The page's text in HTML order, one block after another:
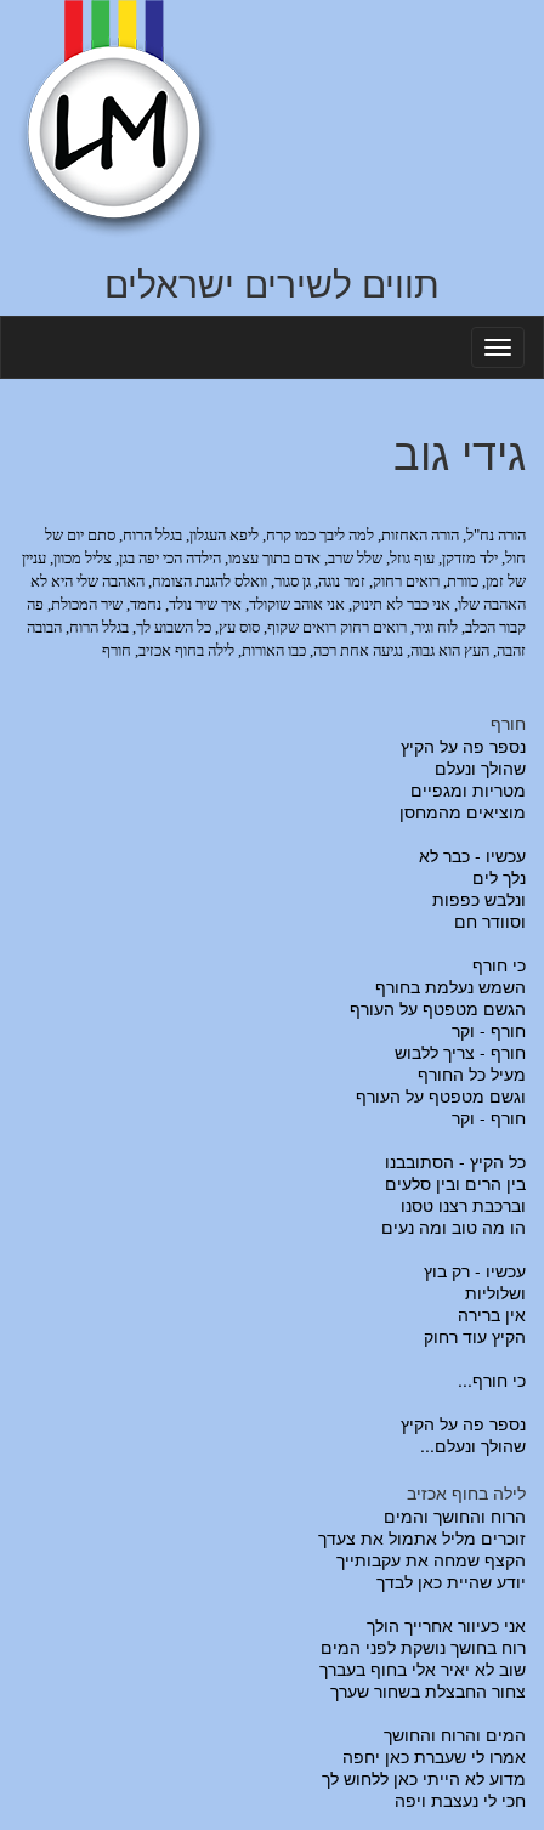
תווים לשירים ישראלים
גידי גוב
הורה נח"ל, הורה האחזות, למה ליבך כמו קרח, ליפא העגלון, בגלל הרוח, סתם יום של
חול, ילד מזדקן, עוף גוזל, שלל שרב, אדם בתוך עצמו, הילדה הכי יפה בגן, צליל מכוון, עניין
של זמן, כוורת, רואים רחוק, זמר נוגה, גן סגור, וואלס להגנת הצומח, האהבה שלי היא לא
האהבה שלו, אני כבר לא תינוק, אני אוהב שוקולד, איך שיר נולד, נחמד, שיר המכולת, פה
קבור הכלב, לוח וגיר, רואים רחוק רואים שקוף, סוס עץ, כל השבוע לך, בגלל הרוח, הבובה
זהבה, העץ הוא גבוה, נגיעה אחת רכה, כבו האורות, לילה בחוף אכזיב, חורף
חורף
נספר פה על הקיץ
שהולך ונעלם
מטריות ומגפיים
מוציאים מהמחסן
עכשיו - כבר לא
נלך לים
ונלבש כפפות
וסוודר חם
כי חורף
השמש נעלמת בחורף
הגשם מטפטף על העורף
חורף - וקר
חורף - צריך ללבוש
מעיל כל החורף
וגשם מטפטף על העורף
חורף - וקר
כל הקיץ - הסתובבנו
בין הרים ובין סלעים
וברכבת רצנו טסנו
הו מה טוב ומה נעים
עכשיו - רק בוץ
ושלוליות
אין ברירה
הקיץ עוד רחוק
כי חורף...
נספר פה על הקיץ
שהולך ונעלם...
לילה בחוף אכזיב
הרוח והחושך והמים
זוכרים מליל אתמול את צעדך
הקצף שמחה את עקבותייך
יודע שהיית כאן לבדך
אני כעיוור אחרייך הולך
רוח בחושך נושקת לפני המים
שוב לא יאיר אלי בחוף בעברך
צחור החבצלת בשחור שערך
המים והרוח והחושך
אמרו לי שעברת כאן יחפה
מדוע לא הייתי כאן ללחוש לך
חכי לי נעצבת ויפה